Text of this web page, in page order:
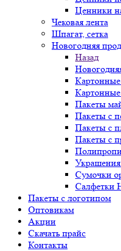
Ценники
Чековая лента
Шпагат, сетка
Новогодняя
Назад
Картонные
Пакеты
Пакеты с
Пакеты с
Пакеты с
Сумочки
Салфетки
Пакеты с логотипом
Оптовикам
Акции
Скачать прайс
Контакты